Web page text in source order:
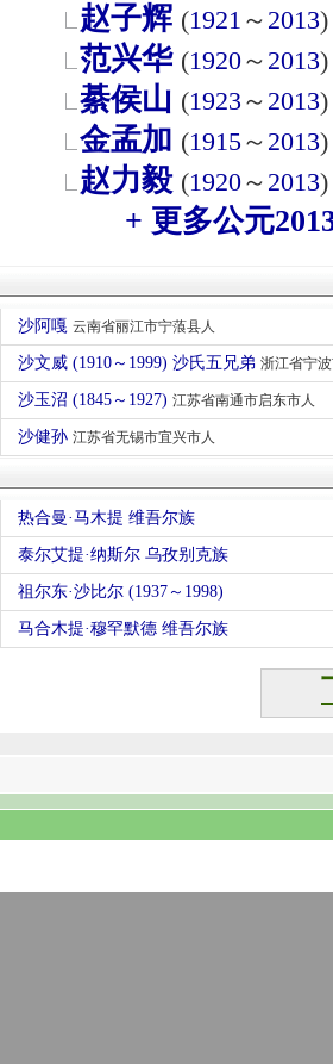
赵子辉 (1921 ～ 2013)
范兴华 (1920～ 2013)
綦侯山 (1923 ～ 2013)
金孟加 (1915～ 2013)
赵力毅 (1920～ 2013)
+ 更多公元
沙阿嘎 云南省丽江市宁蒗县人
沙文威 (1910～1999) 沙氏五兄弟 浙江省宁
沙玉沼 (1845～1927) 江苏省南通市启东市人
沙健孙 江苏省无锡市宜兴市人
热合曼·马木提 维吾尔族
泰尔艾提·纳斯尔 乌孜别克族
祖尔东·沙比尔 (1937～1998)
马合木提·穆罕默德 维吾尔族